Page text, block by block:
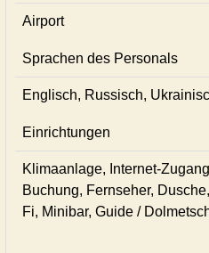
Airport
Sprachen des Personals
Englisch, Russisch,
Einrichtungen
Klimaanlage, Internet-
Buchung, Fernseher,
Fi, Minibar, Guide /